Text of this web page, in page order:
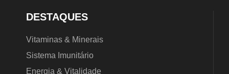
DESTAQUES
Vitaminas & Minerais
Sistema Imunitário
Energia & Vitalidade